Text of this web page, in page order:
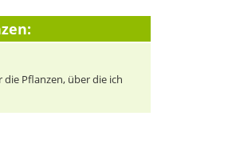
Pflanzen, über die ich